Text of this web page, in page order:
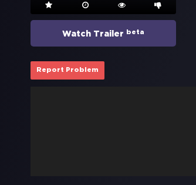
Watch Trailer beta
Report Problem